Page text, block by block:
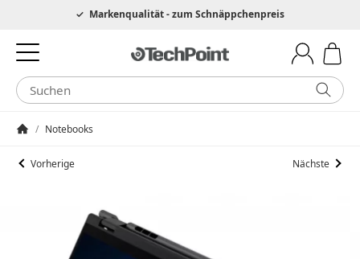
Hotline 0049 6205 3079975Markenqualität - zum Schnäppchenpreis
/ Notebooks
Vorherige Nächste